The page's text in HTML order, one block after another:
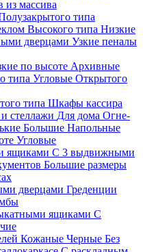
из массива
типа
Высокого типа Низкие
дверцами Узкие пеналы
по высоте Архивные
типа Угловые Открытого
типа Шкафы кассира
стеллажи Для дома Огне-
Большие Напольные
Угловые
ящиками С 3 выдвижными
Большие размеры
дверцами Греденции
ящиками С
Кожаные Черные Без